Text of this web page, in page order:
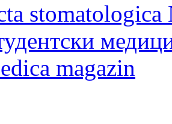
stomatologica
magazin